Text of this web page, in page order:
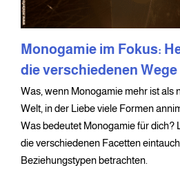
Monogamie im Fokus:
die verschiedenen
Was, wenn Monogamie mehr ist als
Welt, in der Liebe viele Formen
Was bedeutet Monogamie für dich?
die verschiedenen Facetten
Beziehungstypen betrachten.